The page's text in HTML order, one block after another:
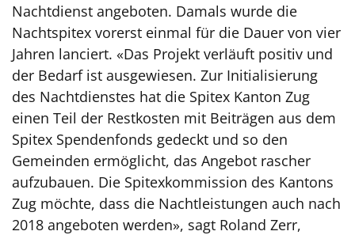
Nachtdienst angeboten. Damals wurde die
Nachtspitex vorerst einmal für die Dauer von vier
Jahren lanciert. «Das Projekt verläuft positiv und
der Bedarf ist ausgewiesen. Zur Initialisierung
des Nachtdienstes hat die Spitex Kanton Zug
einen Teil der Restkosten mit Beiträgen aus dem
Spitex Spendenfonds gedeckt und so den
Gemeinden ermöglicht, das Angebot rascher
aufzubauen. Die Spitexkommission des Kantons
Zug möchte, dass die Nachtleistungen auch nach
2018 angeboten werden», sagt Roland Zerr,